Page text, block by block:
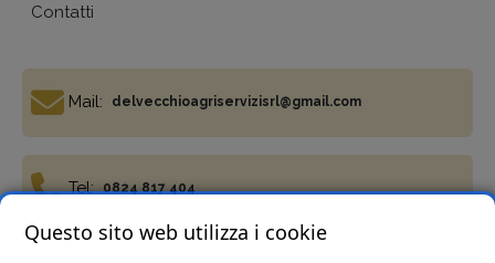
Contatti
Mail: delvecchioagriservizisrl@gmail.com
Tel: 0824 817 404
Questo sito web utilizza i cookie